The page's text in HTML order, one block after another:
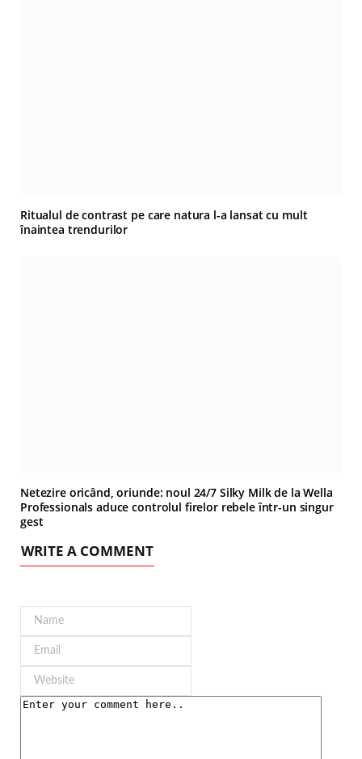
Ritualul de contrast pe care natura l-a lansat cu mult
înaintea trendurilor
Netezire oricând, oriunde: noul 24/7 Silky Milk de la Wella
Professionals aduce controlul firelor rebele într-un singur
gest
WRITE A COMMENT